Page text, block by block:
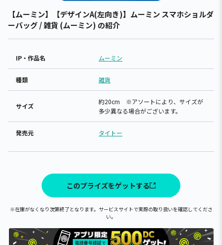
【ムーミン】【デザインA(左向き)】ムーミン スマホショルダ
ーバッグ / 雑貨 (ムーミン) の紹介
IP・作品名 ムーミン
種類 雑貨
サイズ
約20cm ※アソートにより、サイズが
多少異なる場合がございます。
発売元 タイトー
このプライズをゲットする
※在庫がなくなり次第終了となります。サービスサイトで実際の取り扱いを確認してくださ
い。